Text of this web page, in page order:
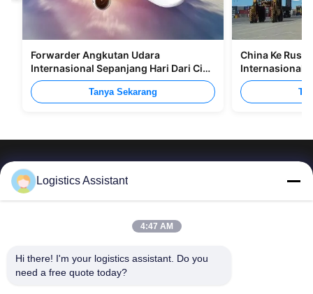
Forwarder Angkutan Udara
Internasional Sepanjang Hari Dari Cina
Ke Manila
Tanya Sekarang
China Ke
Internasional
Pilih kami dan Anda tidak akan pernah melupakan
Logistics Assistant
4:47 AM
Hi there! I'm your logistics assistant. Do you
need a free quote today?